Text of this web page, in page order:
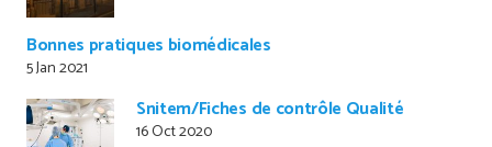
Bonnes pratiques biomédicales
5 Jan 2021
Snitem/Fiches de contrôle Qualité
16 Oct 2020